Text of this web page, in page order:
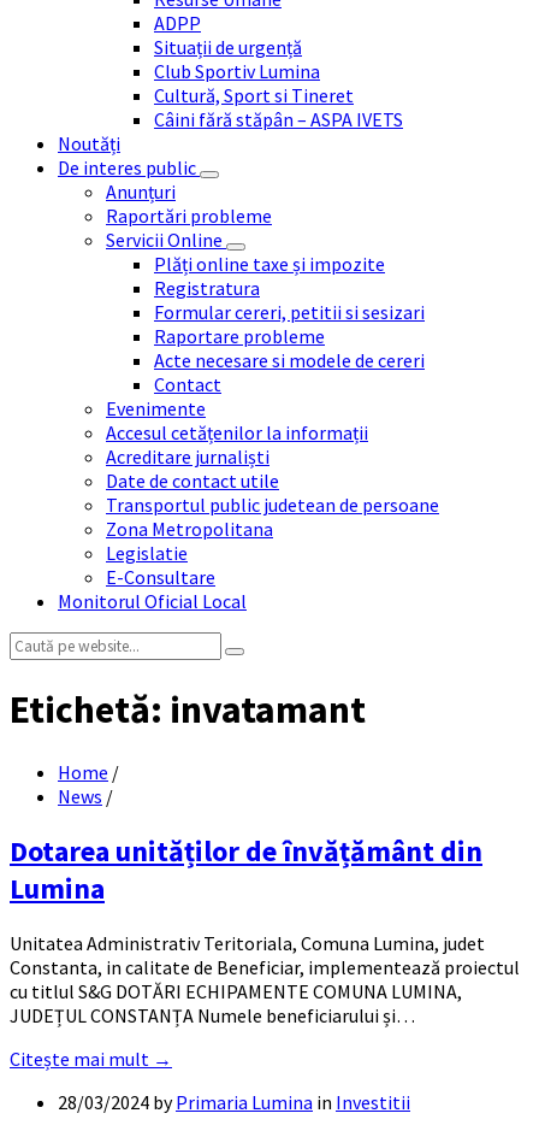
ADPP
Situații de urgență
Club Sportiv Lumina
Cultură, Sport si Tineret
Câini fără stăpân – ASPA IVETS
Noutăți
De interes public
Anunțuri
Raportări probleme
Servicii Online
Plăți online taxe și impozite
Registratura
Formular cereri, petitii si sesizari
Raportare probleme
Acte necesare si modele de cereri
Contact
Evenimente
Accesul cetățenilor la informații
Acreditare jurnaliști
Date de contact utile
Transportul public judetean de persoane
Zona Metropolitana
Legislatie
E-Consultare
Monitorul Oficial Local
Search:
Etichetă: invatamant
Home /
News /
Dotarea unităților de învățământ din
Lumina
Unitatea Administrativ Teritoriala, Comuna Lumina, judet
Constanta, in calitate de Beneficiar, implementează proiectul
cu titlul S&G DOTĂRI ECHIPAMENTE COMUNA LUMINA,
JUDEȚUL CONSTANȚA Numele beneficiarului și…
Citește mai mult →
28/03/2024 byPrimaria Lumina in Investitii